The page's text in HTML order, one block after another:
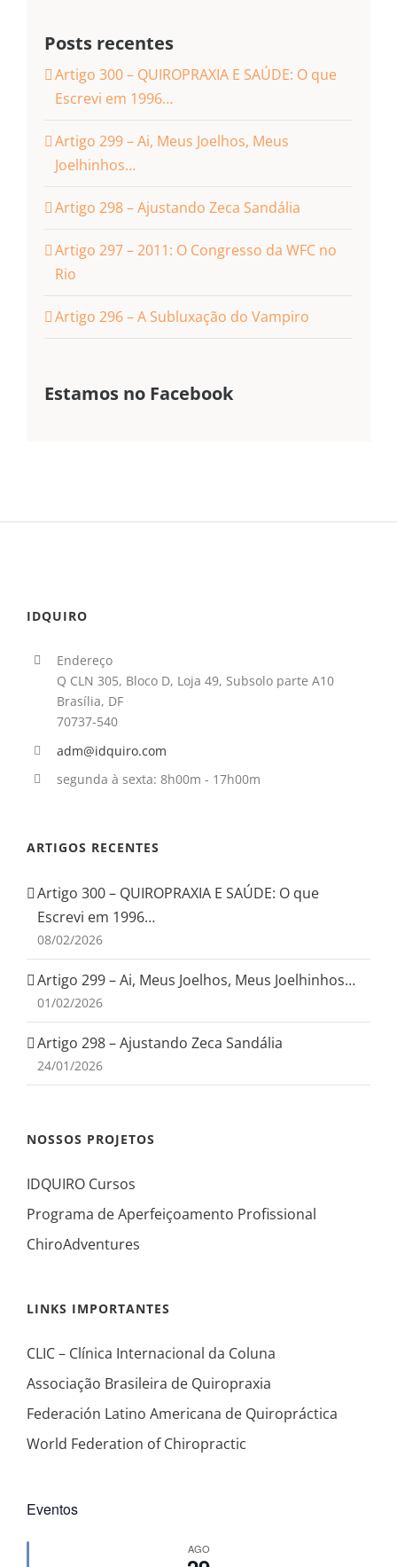
Posts recentes
Artigo 300 – QUIROPRAXIA E SAÚDE: O que
Escrevi em 1996…
Artigo 299 – Ai, Meus Joelhos, Meus
Joelhinhos…
Artigo 298 – Ajustando Zeca Sandália
Artigo 297 – 2011: O Congresso da WFC no
Rio
Artigo 296 – A Subluxação do Vampiro
Estamos no Facebook
IDQUIRO
Endereço
Q CLN 305, Bloco D, Loja 49, Subsolo parte A10
Brasília, DF
70737-540
adm@idquiro.com
segunda à sexta: 8h00m - 17h00m
ARTIGOS RECENTES
Artigo 300 – QUIROPRAXIA E SAÚDE: O que
Escrevi em 1996…
08/02/2026
Artigo 299 – Ai, Meus Joelhos, Meus Joelhinhos…
01/02/2026
Artigo 298 – Ajustando Zeca Sandália
24/01/2026
NOSSOS PROJETOS
IDQUIRO Cursos
Programa de Aperfeiçoamento Profissional
ChiroAdventures
LINKS IMPORTANTES
CLIC – Clínica Internacional da Coluna
Associação Brasileira de Quiropraxia
Federación Latino Americana de Quiropráctica
World Federation of Chiropractic
Eventos
AGO